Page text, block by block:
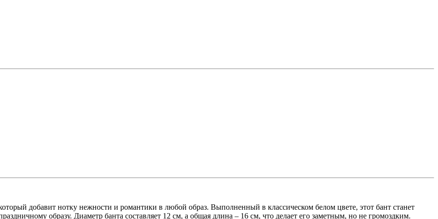
добавит нотку нежности и романтики в любой образ. Выполненный в классическом белом цвете, этот бант станет
образу. Диаметр банта составляет 12 см, а общая длина – 16 см, что делает его заметным, но не громоздким.